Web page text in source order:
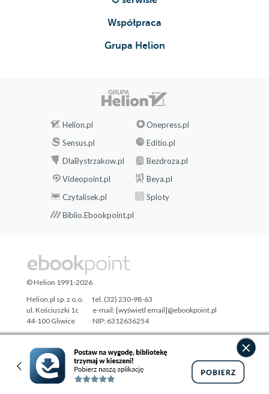
Współpraca
Grupa Helion
Helion.pl
Onepress.pl
Sensus.pl
Editio.pl
DlaBystrzakow.pl
Bezdroza.pl
Videopoint.pl
Beya.pl
Czytalisek.pl
Sploty
Biblio.Ebookpoint.pl
Designed with ♥ byTonik.pl
© Helion 1991-2026
Helion.pl sp. z o.o.
ul. Kościuszki 1c
44-100 Gliwice
tel. (32) 230-98-63
e-mail:[wyświetl email]@ebookpoint.pl
NIP: 6312636254
Regon: 241989027
Pełna wersja strony »